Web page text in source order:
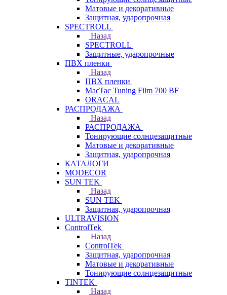
Матовые и декоративные
Защитная, ударопрочная
SPECTROLL
Назад
SPECTROLL
Защитные, ударопрочные
ПВХ пленки
Назад
ПВХ пленки
MacTac Tuning Film 700 BF
ORACAL
РАСПРОДАЖА
Назад
РАСПРОДАЖА
Тонирующие солнцезащитные
Матовые и декоративные
Защитная, ударопрочная
КАТАЛОГИ
MODECOR
SUN TEK
Назад
SUN TEK
Защитная, ударопрочная
ULTRAVISION
ControlTek
Назад
ControlTek
Защитная, ударопрочная
Матовые и декоративные
Тонирующие солнцезащитные
TINTEK
Назад